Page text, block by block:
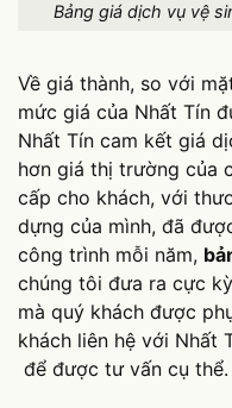
Bảng giá dịch vụ vệ
Về giá thành, so với
mức giá của Nhất Tín
Nhất Tín cam kết giá
hơn giá thị trường của
cấp cho khách, với
dựng của mình, đã
công trình mỗi năm,
chúng tôi đưa ra cực
mà quý khách được
khách liên hệ với Nhất
để được tư vấn cụ thể.